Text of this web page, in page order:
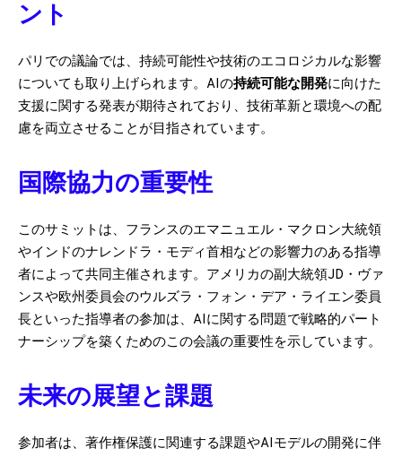
ント
パリでの議論では、持続可能性や技術のエコロジカルな影響
についても取り上げられます。AIの持続可能な開発に向けた
支援に関する発表が期待されており、技術革新と環境への配
慮を両立させることが目指されています。
国際協力の重要性
このサミットは、フランスのエマニュエル・マクロン大統領
やインドのナレンドラ・モディ首相などの影響力のある指導
者によって共同主催されます。アメリカの副大統領JD・ヴァ
ンスや欧州委員会のウルズラ・フォン・デア・ライエン委員
長といった指導者の参加は、AIに関する問題で戦略的パート
ナーシップを築くためのこの会議の重要性を示しています。
未来の展望と課題
参加者は、著作権保護に関連する課題やAIモデルの開発に伴